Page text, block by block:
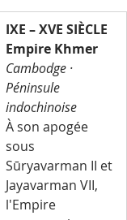
IXE – XVE SIÈCLE
Empire Khmer
Cambodge ·
Péninsule
indochinoise
À son apogée
sous
Sūryavarman II et
Jayavarman VII,
l'Empire